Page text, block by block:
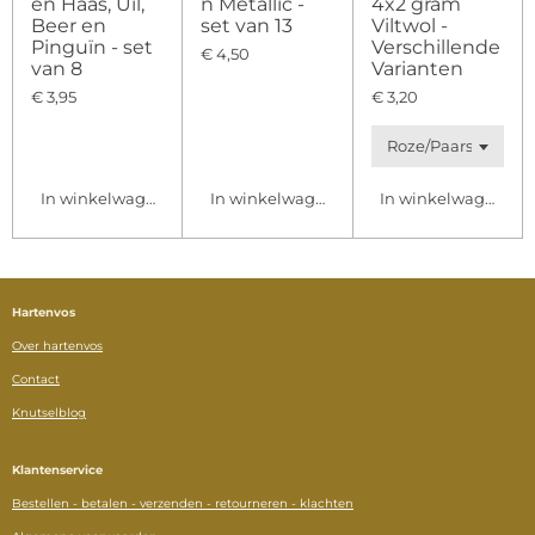
en Haas, Uil,
Beer en
Pinguïn - set
van 8
€ 3,95
In winkelwagen
n Metallic -
set van 13
€ 4,50
In winkelwagen
4x2 gram
Viltwol -
Verschillende
Varianten
€ 3,20
In winkelwagen
Hartenvos
Over hartenvos
Contact
Knutselblog
Klantenservice
Bestellen - betalen - verzenden - retourneren - klachten